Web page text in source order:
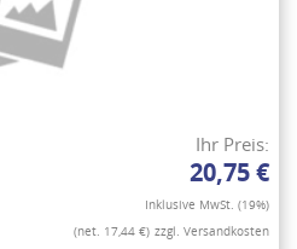
Ihr Preis:
20,75 €
Inklusive MwSt. (19%)
(net. 17,44 €) zzgl. Versandkosten